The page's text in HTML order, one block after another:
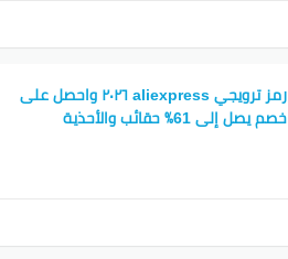
رمز ترويجي aliexpress ٢٠٢٦ واحصل على
خصم يصل إلى 61٪ حقائب والأحذية